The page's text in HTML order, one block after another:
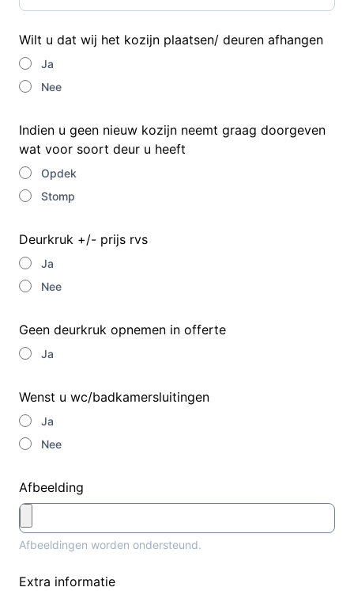
Wilt u dat wij het kozijn plaatsen/ deuren afhangen
Ja
Nee
Indien u geen nieuw kozijn neemt graag doorgeven
wat voor soort deur u heeft
Opdek
Stomp
Deurkruk +/- prijs rvs
Ja
Nee
Geen deurkruk opnemen in offerte
Ja
Wenst u wc/badkamersluitingen
Ja
Nee
Afbeelding
Afbeeldingen worden ondersteund.
Extra informatie